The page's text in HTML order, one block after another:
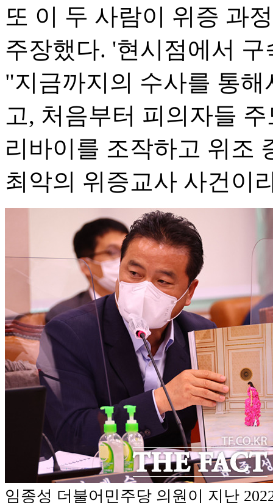
또 이 두 사람이 위증 과
주장했다. '현시점에서
"지금까지의 수사를 통
고, 처음부터 피의자들
리바이를 조작하고 위조
최악의 위증교사 사건이
임종성 더불어민주당 의원이 지난